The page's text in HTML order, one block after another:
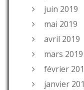
juin 2019
mai 2019
avril 2019
mars 2019
février
janvier